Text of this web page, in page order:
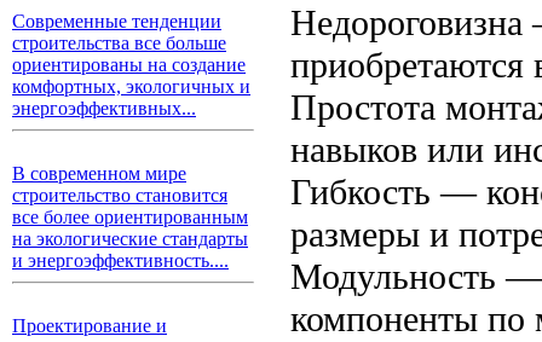
Современные тенденции
строительства все больше
ориентированы на создание
комфортных, экологичных и
энергоэффективных...
В современном мире
строительство становится
все более ориентированным
на экологические стандарты
и энергоэффективность....
Проектирование и
приобретаются
Простота
навыков или
Гибкость —
размеры и
Модульность —
компоненты по